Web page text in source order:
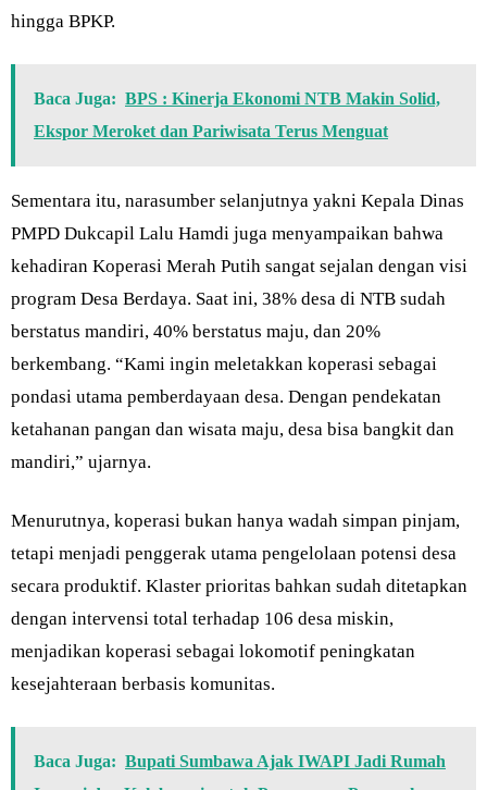
hingga BPKP.
Baca Juga: BPS : Kinerja Ekonomi NTB Makin Solid,
Ekspor Meroket dan Pariwisata Terus Menguat
Sementara itu, narasumber selanjutnya yakni Kepala Dinas
PMPD Dukcapil Lalu Hamdi juga menyampaikan bahwa
kehadiran Koperasi Merah Putih sangat sejalan dengan visi
program Desa Berdaya. Saat ini, 38% desa di NTB sudah
berstatus mandiri, 40% berstatus maju, dan 20%
berkembang. “Kami ingin meletakkan koperasi sebagai
pondasi utama pemberdayaan desa. Dengan pendekatan
ketahanan pangan dan wisata maju, desa bisa bangkit dan
mandiri,” ujarnya.
Menurutnya, koperasi bukan hanya wadah simpan pinjam,
tetapi menjadi penggerak utama pengelolaan potensi desa
secara produktif. Klaster prioritas bahkan sudah ditetapkan
dengan intervensi total terhadap 106 desa miskin,
menjadikan koperasi sebagai lokomotif peningkatan
kesejahteraan berbasis komunitas.
Baca Juga: Bupati Sumbawa Ajak IWAPI Jadi Rumah